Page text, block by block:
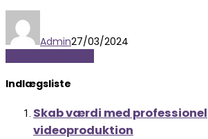
Admin27/03/2024
Indlægsliste
Skab værdi med professionel
videoproduktion